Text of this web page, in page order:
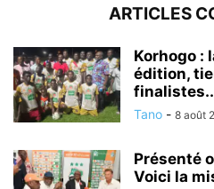
ARTICLES
Korhogo :
édition,
Tano - 8 août
Présenté
Voici la